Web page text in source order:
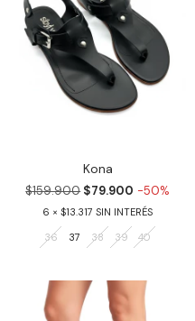
Kona
$159.900 $79.900 -50%
6
$13.317
36
37 38 39 40